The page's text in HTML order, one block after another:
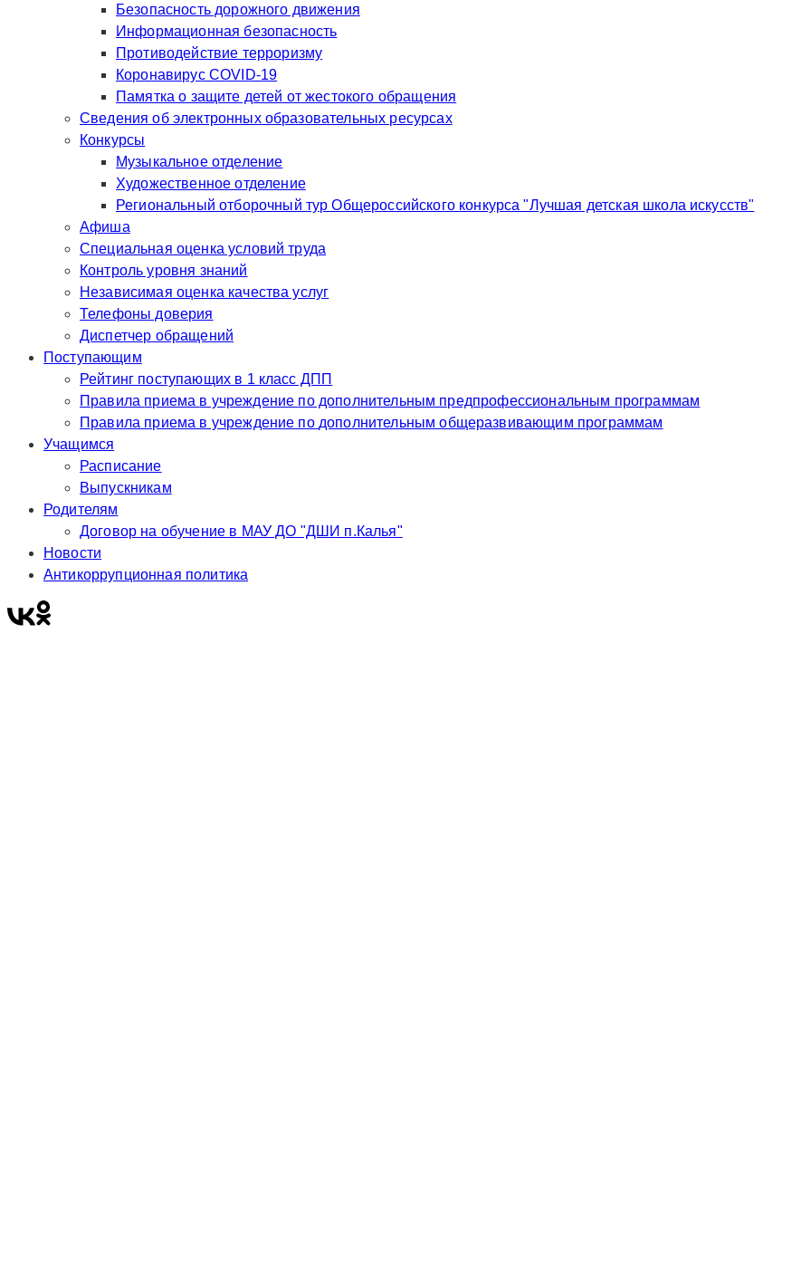
Безопасность дорожного движения
Информационная безопасность
Противодействие терроризму
Коронавирус COVID-19
Памятка о защите детей от жестокого обращения
Сведения об электронных образовательных ресурсах
Конкурсы
Музыкальное отделение
Художественное отделение
Региональный отборочный тур Общероссийского конкурса "Лучшая детская школа искусств"
Афиша
Специальная оценка условий труда
Контроль уровня знаний
Независимая оценка качества услуг
Телефоны доверия
Диспетчер обращений
Поступающим
Рейтинг поступающих в 1 класс ДПП
Правила приема в учреждение по дополнительным предпрофессиональным программам
Правила приема в учреждение по дополнительным общеразвивающим программам
Учащимся
Расписание
Выпускникам
Родителям
Договор на обучение в МАУ ДО "ДШИ п.Калья"
Новости
Антикоррупционная политика